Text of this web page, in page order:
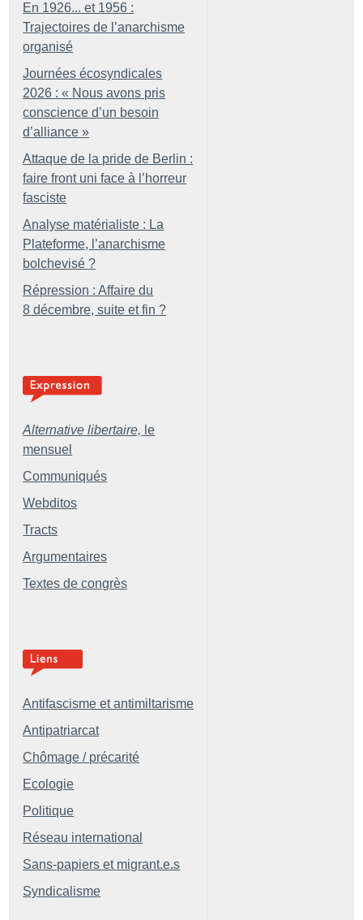
En 1926... et 1956 :
Trajectoires de l’anarchisme
organisé
Journées écosyndicales
2026 : « Nous avons pris
conscience d’un besoin
d’alliance »
Attaque de la pride de Berlin :
faire front uni face à l’horreur
fasciste
Analyse matérialiste : La
Plateforme, l’anarchisme
bolchevisé ?
Répression : Affaire du
8 décembre, suite et fin ?
Alternative libertaire, le
mensuel
Communiqués
Webditos
Tracts
Argumentaires
Textes de congrès
Antifascisme et antimiltarisme
Antipatriarcat
Chômage / précarité
Ecologie
Politique
Réseau international
Sans-papiers et migrant.e.s
Syndicalisme